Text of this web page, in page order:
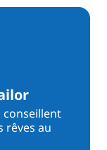
conseillent
rêves au